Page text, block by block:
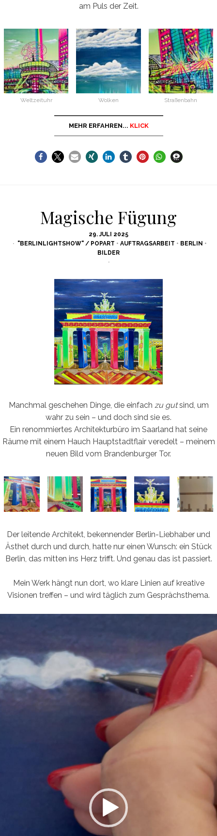
am Puls der Zeit.
Weltzeituhr Wolken Straßenbahn
MEHR ERFAHREN... KLICK
Magische Fügung
POSTED
ON
29. JULI 2025
"BERLINLIGHTSHOW" / POPART • AUFTRAGSARBEIT • BERLIN •
BILDER
Manchmal geschehen Dinge, die einfach zu gutsind, um
wahr zu sein – und doch sind sie es.
Ein renommiertes Architekturbüro im Saarland hat seine
Räume mit einem Hauch Hauptstadtflair veredelt – meinem
neuen Bild vom Brandenburger Tor.
Der leitende Architekt, bekennender Berlin-Liebhaber und
Ästhet durch und durch, hatte nur einen Wunsch: ein Stück
Berlin, das mitten ins Herz trifft. Und genau das ist passiert.
Mein Werk hängt nun dort, wo klare Linien auf kreative
Visionen treffen – und wird täglich zum Gesprächsthema.